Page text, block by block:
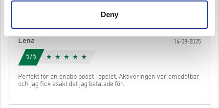
Deny
Kolla den snabba guiden ovan eller följ stegen nedan 👇
• Välj din produkt
• Välj din betalningsmetod
• Slutför din beställning
När det är klart får du ett mejl med en säker länk för att komma åt
Dessa koder har inget utgångsdatum.
expansion.
Du kan få mer än en kod för vissa produkter.
Avbryt Skicka
Lena 14-08-2025
5/5
Perfekt för en snabb boost i spelet. Aktiveringen var omedelbar
och jag fick exakt det jag betalade för.